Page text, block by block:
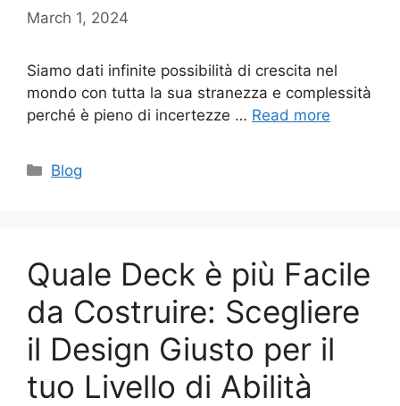
March 1, 2024
Siamo dati infinite possibilità di crescita nel
mondo con tutta la sua stranezza e complessità
perché è pieno di incertezze … Read more
Categories
Blog
Quale Deck è più Facile
da Costruire: Scegliere
il Design Giusto per il
tuo Livello di Abilità